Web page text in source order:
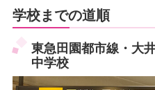
学校までの道順
東急田園都市線・大
中学校